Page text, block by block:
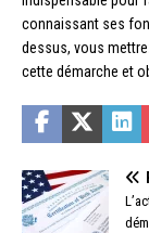
connaissant ses
dessus, vous
cette démarche et